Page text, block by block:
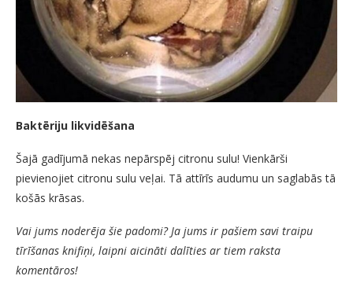
Baktēriju likvidēšana
Šajā gadījumā nekas nepārspēj citronu sulu! Vienkārši
pievienojiet citronu sulu veļai. Tā attīrīs audumu un saglabās tā
košās krāsas.
Vai jums noderēja šie padomi? Ja jums ir pašiem savi traipu
tīrīšanas knifiņi, laipni aicināti dalīties ar tiem raksta
komentāros!